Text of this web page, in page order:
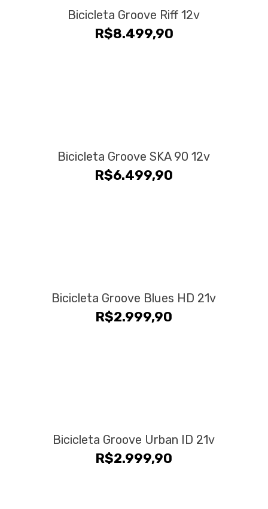
Bicicleta Groove Riff 12v
R$8.499,90
Bicicleta Groove SKA 90 12v
R$6.499,90
Bicicleta Groove Blues HD 21v
R$2.999,90
Bicicleta Groove Urban ID 21v
R$2.999,90